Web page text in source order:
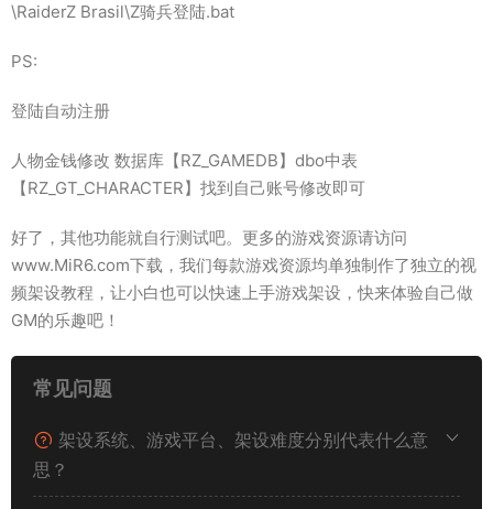
\RaiderZ Brasil\Z骑兵登陆.bat
PS:
登陆自动注册
人物金钱修改 数据库【RZ_GAMEDB】dbo中表
【RZ_GT_CHARACTER】找到自己账号修改即可
好了，其他功能就自行测试吧。更多的游戏资源请访问
www.MiR6.com下载，我们每款游戏资源均单独制作了独立的视
频架设教程，让小白也可以快速上手游戏架设，快来体验自己做
GM的乐趣吧！
常见问题
架设系统、游戏平台、架设难度分别代表什么意
思？